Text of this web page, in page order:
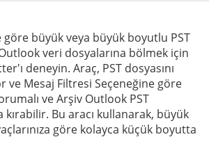
büyük veya büyük boyutlu PST
veri dosyalarına bölmek için
deneyin. Araç, PST dosyasını
ve Mesaj Filtresi Seçeneğine göre
ve Arşiv Outlook PST
kırabilir. Bu aracı kullanarak, büyük
göre kolayca küçük boyutta